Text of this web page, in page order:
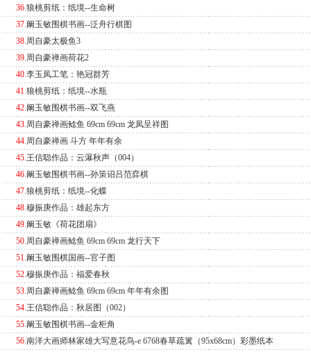
36.狼桃剪纸：纸境--生命树
37.阚玉敏围棋书画--泛舟行棋图
38.周自豪太极鱼3
39.周自豪禅画荷花2
40.李玉凤工笔：艳冠群芳
41.狼桃剪纸：纸境--水瓶
42.阚玉敏围棋书画--双飞燕
43.周自豪禅画鲶鱼 69cm 69cm 龙凤呈祥图
44.周自豪禅画 斗方 年年有余
45.王信聪作品：云瀑秋声（004）
46.阚玉敏围棋书画--孙策诏吕范弈棋
47.狼桃剪纸：纸境--化蝶
48.穆振庚作品：雄起东方
49.阚玉敏《荷花团扇》
50.周自豪禅画鲶鱼 69cm 69cm 龙行天下
51.阚玉敏围棋国画--官子图
52.穆振庚作品：福爱春秋
53.周自豪禅画鲶鱼 69cm 69cm 年年有余图
54.王信聪作品：秋居图（002）
55.阚玉敏围棋书画--金柜角
56.南洋大画师林家雄大写意花鸟-e 6768春草疏篱（95x68cm）彩墨纸本